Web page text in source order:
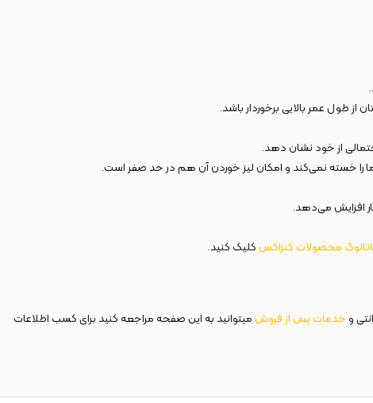
طول عمر بالایی برخوردار باشد.
از خود نشان دهد.
محصولاتکنزاکسکلیک کنید.
وخدماتپساز فروشمیتوانید به این صفحه مراجعه کنید برای کسب اطلاعات